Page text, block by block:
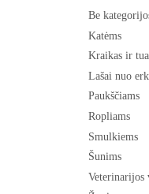
Be
Katėms
Kraikas ir
Lašai nuo
Paukščiams
Ropliams
Smulkiems
Šunims
Veterinarijos